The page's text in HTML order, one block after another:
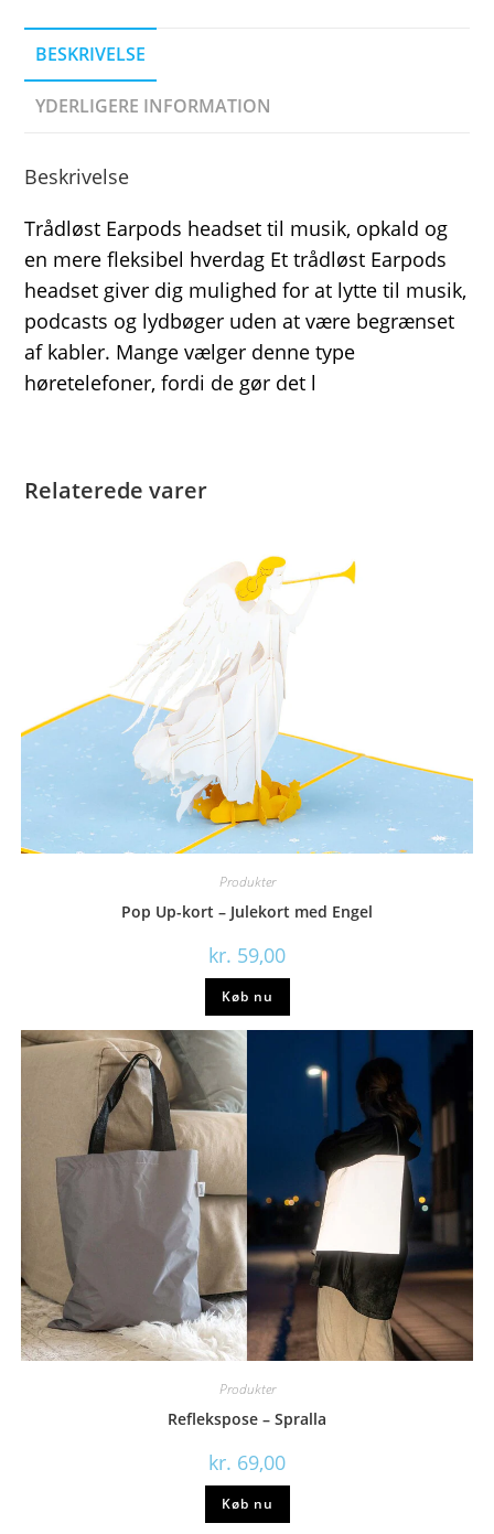
BESKRIVELSE
YDERLIGERE INFORMATION
Beskrivelse
Trådløst Earpods headset til musik, opkald og
en mere fleksibel hverdag Et trådløst Earpods
headset giver dig mulighed for at lytte til musik,
podcasts og lydbøger uden at være begrænset
af kabler. Mange vælger denne type
høretelefoner, fordi de gør det l
Relaterede varer
Produkter
Pop Up-kort – Julekort med Engel
kr. 59,00
Køb nu
Produkter
Reflekspose – Spralla
kr. 69,00
Køb nu